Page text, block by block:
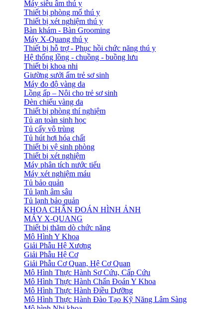
Máy siêu âm thú y
Thiết bị phòng mổ thú y
Thiết bị xét nghiệm thú y
Bàn khám - Bàn Grooming
Máy X-Quang thú y
Thiết bị hỗ trợ - Phục hồi chức năng thú y
Hệ thống lồng - chuồng - buồng lưu
Thiết bị khoa nhi
Giường sưởi ấm trẻ sơ sinh
Máy đo độ vàng da
Lồng ấp – Nôi cho trẻ sơ sinh
Đèn chiếu vàng da
Thiết bị phòng thí nghiệm
Tủ an toàn sinh học
Tủ cấy vô trùng
Tủ hút hơi hóa chất
Thiết bị vệ sinh phòng
Thiết bị xét nghiệm
Máy phân tích nước tiểu
Máy xét nghiệm máu
Tủ bảo quản
Tủ lạnh âm sâu
Tủ lạnh bảo quản
KHOA CHẨN ĐOÁN HÌNH ẢNH
MÁY X-QUANG
Thiết bị thăm dò chức năng
Mô Hình Y Khoa
Giải Phẫu Hệ Xương
Giải Phẫu Hệ Cơ
Giải Phẫu Cơ Quan, Hệ Cơ Quan
Mô Hình Thực Hành Sơ Cứu, Cấp Cứu
Mô Hình Thực Hành Chẩn Đoán Y Khoa
Mô Hình Thực Hành Điều Dưỡng
Mô Hình Thực Hành Đào Tạo Kỹ Năng Lâm Sàng